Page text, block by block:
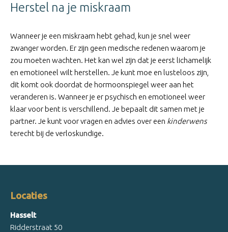
Herstel na je miskraam
Wanneer je een miskraam hebt gehad, kun je snel weer
zwanger worden. Er zijn geen medische redenen waarom je
zou moeten wachten. Het kan wel zijn dat je eerst lichamelijk
en emotioneel wilt herstellen. Je kunt moe en lusteloos zijn,
dit komt ook doordat de hormoonspiegel weer aan het
veranderen is. Wanneer je er psychisch en emotioneel weer
klaar voor bent is verschillend. Je bepaalt dit samen met je
partner. Je kunt voor vragen en advies over een kinderwens
terecht bij de verloskundige.
Locaties
Hasselt
Ridderstraat 50